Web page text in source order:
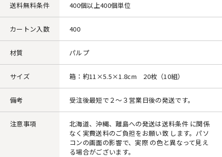
送料無料条件 400個以上400個単位
カートン入数 400
材質 パルプ
サイズ 箱：約11×5.5×1.8cm 20枚（10組）
備考 受注後最短で２～３営業日後の発送です。
注意事項
北海道、沖縄、離島への発送は送料条件 に関係
なく実費送料のご負担をお願い致 します。パソ
コンの画面の影響で、実際 の色と異なって見え
る場合がございます。